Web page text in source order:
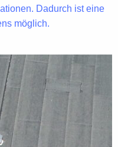
. Dadurch ist eine
möglich.